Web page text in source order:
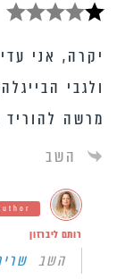
יקרה, אני
ולגבי
מרשה
השב
רותם ליברזון
השב